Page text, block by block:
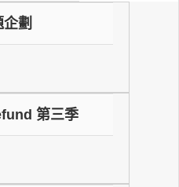
劃
第三季